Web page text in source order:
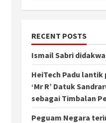
RECENT POSTS
Ismail Sabri
HeiTech Padu
‘Mr R’ Datuk
sebagai Timbalan
Peguam Negara